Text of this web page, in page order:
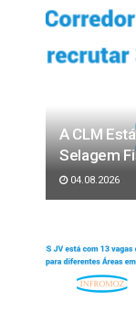
A CLM
Selagem
04.08.2026